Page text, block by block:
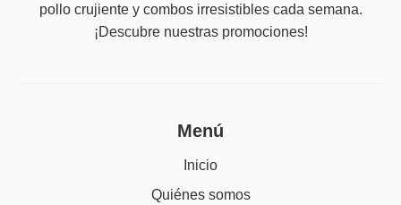
pollo crujiente y combos irresistibles cada semana.
¡Descubre nuestras promociones!
Menú
Inicio
Quiénes somos